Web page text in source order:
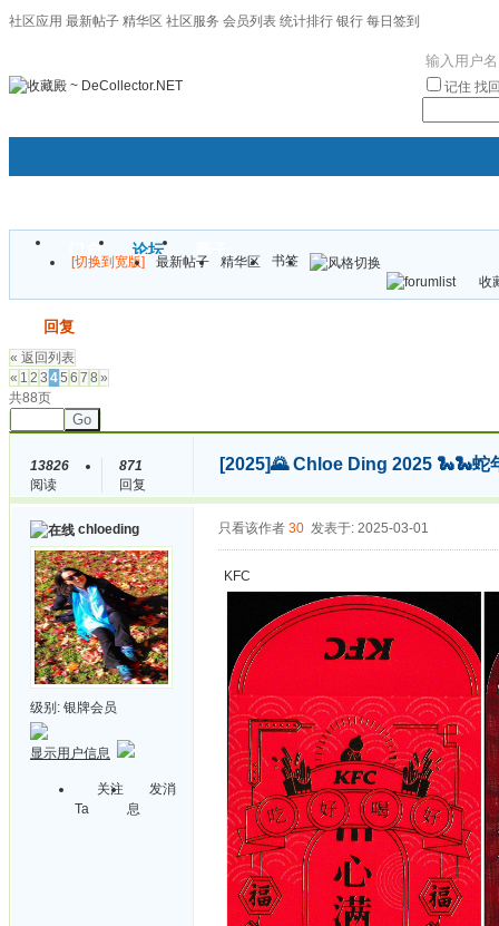
社区应用 最新帖子 精华区 社区服务 会员列表 统计排行 银行 每日签到
记住 找
门户 论坛
[切换到宽版] 最新帖子 精华区
书签
收
回复
« 返回列表
« 1 2 3 45 6 7 8 »
共88页
Go
13826
阅读
871
回复
[2025]🌄 Chloe Ding 2025 🐍🐍蛇
chloeding
级别: 银牌会员
显示用户信息
关注
Ta
发消
息
只看该作者 30 发表于: 2025-03-01
KFC